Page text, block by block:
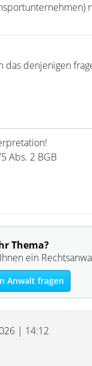
das denjenigen
Abs. 2 BGB
Thema?
ein
Anwalt fragen
| 14:12